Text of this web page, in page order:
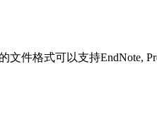
件格式可以支持EndNote,